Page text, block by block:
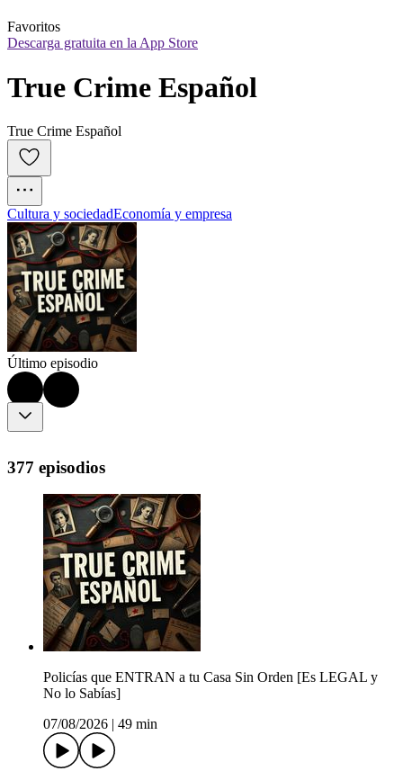
Favoritos
Descarga gratuita en la App Store
True Crime Español
True Crime Español
Cultura y sociedadEconomía y empresa
Último episodio
377 episodios
Policías que ENTRAN a tu Casa Sin Orden [Es LEGAL y
No lo Sabías]
07/08/2026
49 min